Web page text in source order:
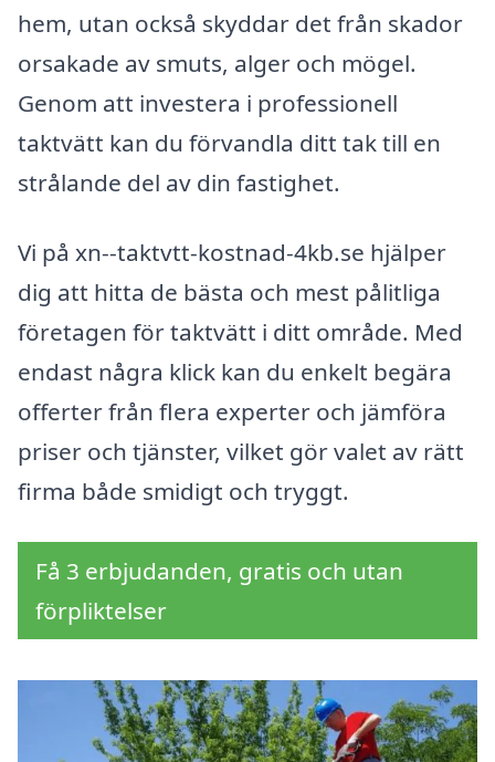
hem, utan också skyddar det från skador
orsakade av smuts, alger och mögel.
Genom att investera i professionell
taktvätt kan du förvandla ditt tak till en
strålande del av din fastighet.
Vi på xn--taktvtt-kostnad-4kb.se hjälper
dig att hitta de bästa och mest pålitliga
företagen för taktvätt i ditt område. Med
endast några klick kan du enkelt begära
offerter från flera experter och jämföra
priser och tjänster, vilket gör valet av rätt
firma både smidigt och tryggt.
Få 3 erbjudanden, gratis och utan
förpliktelser